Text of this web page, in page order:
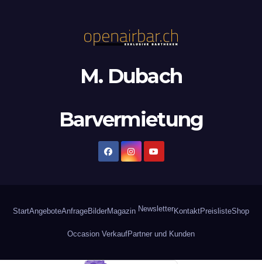
M. Dubach
Barvermietung
StartAngeboteAnfrageBilderMagazin NewsletterKontaktPreislisteShop
Occasion VerkaufPartner und Kunden